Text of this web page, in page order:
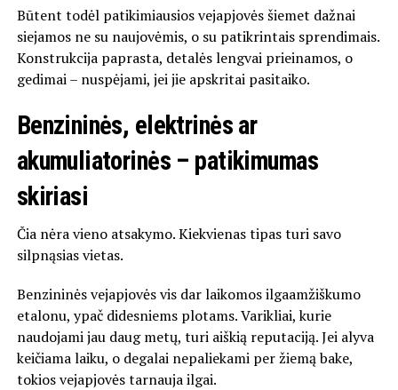
Būtent todėl patikimiausios vejapjovės šiemet dažnai
siejamos ne su naujovėmis, o su patikrintais sprendimais.
Konstrukcija paprasta, detalės lengvai prieinamos, o
gedimai – nuspėjami, jei jie apskritai pasitaiko.
Benzininės, elektrinės ar
akumuliatorinės – patikimumas
skiriasi
Čia nėra vieno atsakymo. Kiekvienas tipas turi savo
silpnąsias vietas.
Benzininės vejapjovės vis dar laikomos ilgaamžiškumo
etalonu, ypač didesniems plotams. Varikliai, kurie
naudojami jau daug metų, turi aiškią reputaciją. Jei alyva
keičiama laiku, o degalai nepaliekami per žiemą bake,
tokios vejapjovės tarnauja ilgai.